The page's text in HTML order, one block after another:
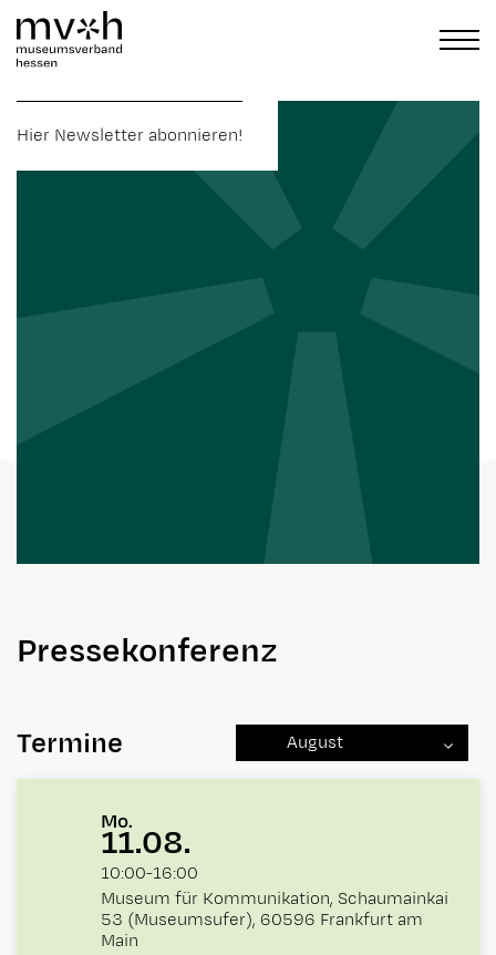
Hier Newsletter abonnieren!
Pressekonferenz
Termine August
Mo.
11.08.
10:00-16:00
Museum für Kommunikation, Schaumainkai
53 (Museumsufer), 60596 Frankfurt am
Main